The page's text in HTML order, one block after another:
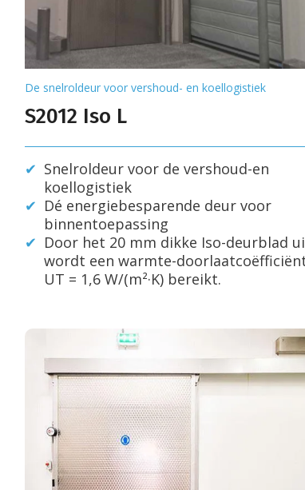
S2012 Iso L
De snelroldeur voor vershoud- en koellogistiek
Snelroldeur voor de vershoud-en
koellogistiek
Dé energiebesparende deur voor
binnentoepassing
Door het 20 mm dikke Iso-deurblad
wordt een warmte-
UT = 1,6 W/(m²·K) bereikt.